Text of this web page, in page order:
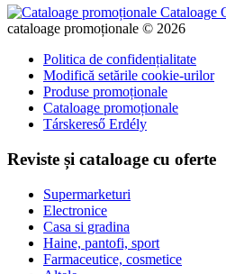
cataloage promoționale © 2026
Politica de confidențialitate
Modifică setările cookie-urilor
Produse promoționale
Cataloage promoționale
Társkereső Erdély
Reviste și cataloage cu oferte
Supermarketuri
Electronice
Casa si gradina
Haine, pantofi, sport
Farmaceutice, cosmetice